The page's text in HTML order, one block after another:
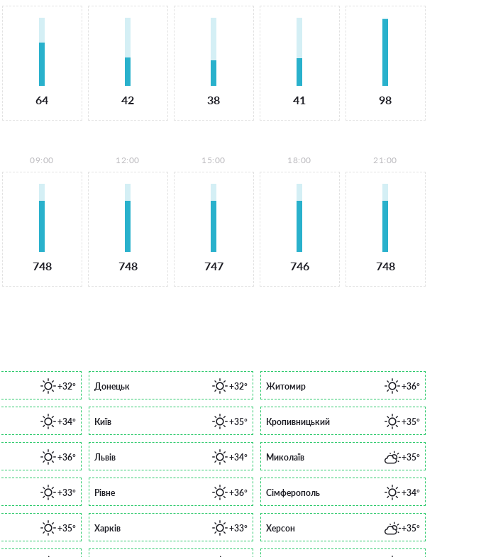
64 42 38 41 98
09:00
748
12:00
748
15:00
747
18:00
746
21:00
748
+32° Донецьк +32° Житомир +36°
+34° Київ +35° Кропивницький +35°
+36° Львів +34° Миколаїв +35°
+33° Рівне +36° Сімферополь +34°
+35° Харків +33° Херсон +35°